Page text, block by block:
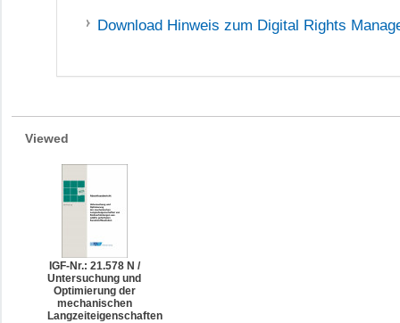
Download Hinweis zum Digital Rights
Viewed
IGF-Nr.: 21.578 N /
Untersuchung und
Optimierung der
mechanischen
Langzeiteigenschaften